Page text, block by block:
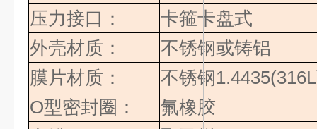
压力接口：
卡箍卡盘式
外壳材质：
不锈钢或铸铝
膜片材质：
不锈钢
O型密封圈：
氟橡胶